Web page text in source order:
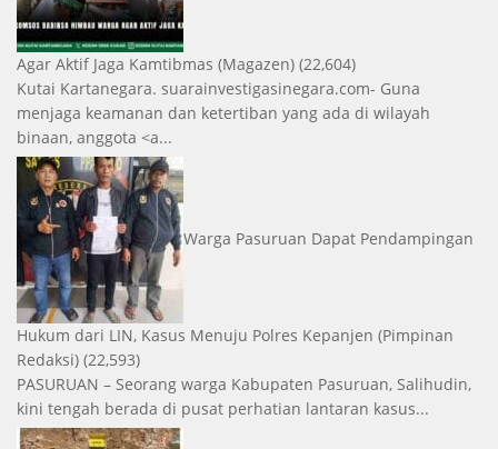
Agar Aktif Jaga Kamtibmas (Magazen) (22,604)
Kutai Kartanegara. suarainvestigasinegara.com- Guna
menjaga keamanan dan ketertiban yang ada di wilayah
binaan, anggota <a...
Warga Pasuruan Dapat Pendampingan
Hukum dari LIN, Kasus Menuju Polres Kepanjen (Pimpinan
Redaksi) (22,593)
PASURUAN – Seorang warga Kabupaten Pasuruan, Salihudin,
kini tengah berada di pusat perhatian lantaran kasus...